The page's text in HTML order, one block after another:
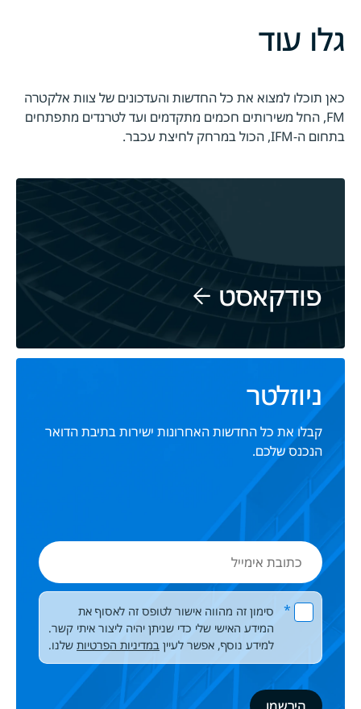
גלו עוד
כאן תוכלו למצוא את כל החדשות והעדכונים של צוות אלקטרה
FM, החל משירותים חכמים מתקדמים ועד לטרנדים מתפתחים
בתחום ה-IFM, הכול במרחק לחיצת עכבר.
פודקאסט
ניוזלטר
קבלו את כל החדשות האחרונות ישירות בתיבת הדואר
הנכנס שלכם.
כתובת
אימייל
Please leave this field empty.
*
סימון זה מהווה אישור לטופס זה לאסוף את
המידע האישי שלי כדי שניתן יהיה ליצור איתי קשר.
למידע נוסף, אפשר לעיין במדיניות הפרטיות שלנו.